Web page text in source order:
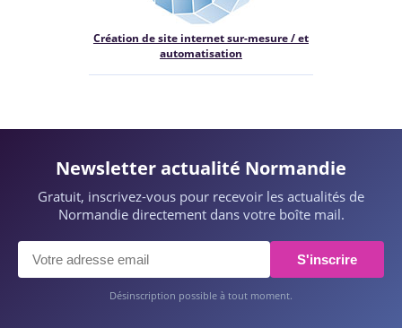
Création de site internet sur-mesure / et
automatisation
Newsletter actualité Normandie
Gratuit, inscrivez-vous pour recevoir les actualités de
Normandie directement dans votre boîte mail.
S'inscrire
Désinscription possible à tout moment.